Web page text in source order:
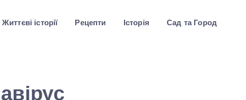
Життєві історії Рецепти Історія Сад та Город